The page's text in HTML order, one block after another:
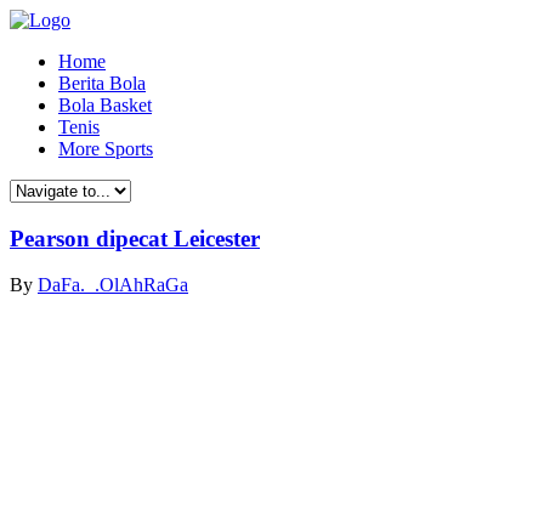
Home
Berita Bola
Bola Basket
Tenis
More Sports
Pearson dipecat Leicester
By DaFa._.OlAhRaGa